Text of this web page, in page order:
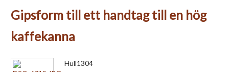
Gipsform till ett handtag till en hög
kaffekanna
Hull1304